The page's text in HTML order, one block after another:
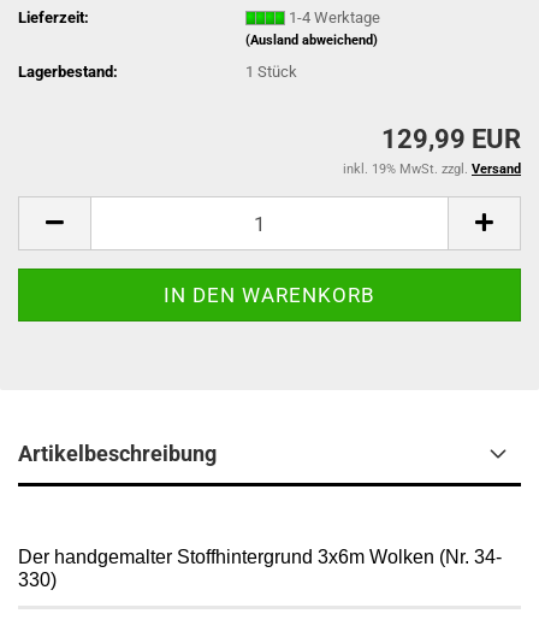
Lieferzeit:
1-4 Werktage
(Ausland abweichend)
Lagerbestand: 1Stück
129,99 EUR
inkl. 19% MwSt. zzgl. Versand
Artikelbeschreibung
Der handgemalter Stoffhintergrund 3x6m Wolken (Nr. 34-
330)